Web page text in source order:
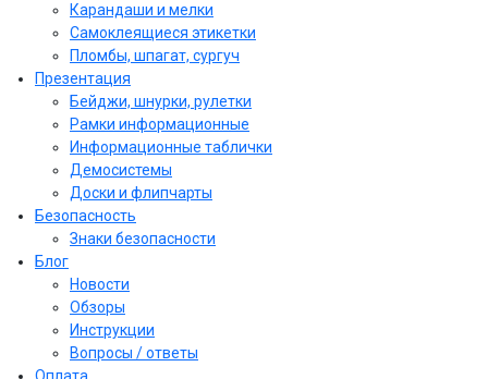
Карандаши и мелки
Самоклеящиеся этикетки
Пломбы, шпагат, сургуч
Презентация
Бейджи, шнурки, рулетки
Рамки информационные
Информационные таблички
Демосистемы
Доски и флипчарты
Безопасность
Знаки безопасности
Блог
Новости
Обзоры
Инструкции
Вопросы / ответы